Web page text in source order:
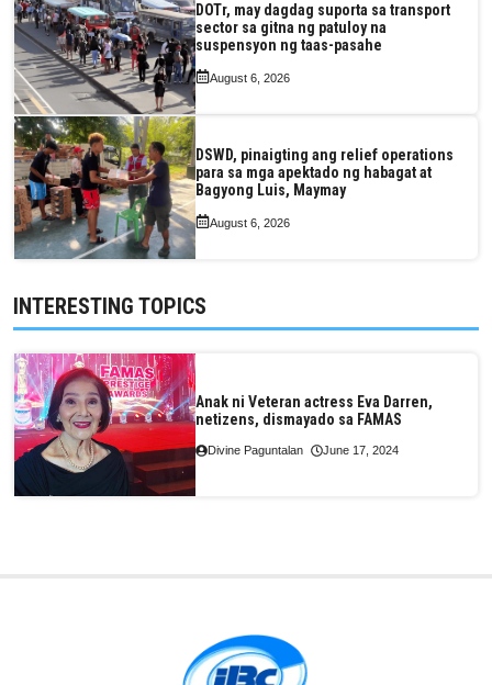
DOTr, may dagdag suporta sa transport
sector sa gitna ng patuloy na
suspensyon ng taas-pasahe
August 6, 2026
DSWD, pinaigting ang relief operations
para sa mga apektado ng habagat at
Bagyong Luis, Maymay
August 6, 2026
INTERESTING TOPICS
Anak ni Veteran actress Eva Darren,
netizens, dismayado sa FAMAS
Divine Paguntalan June 17, 2024